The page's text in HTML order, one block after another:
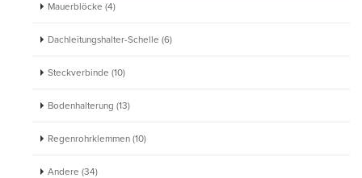
Mauerblöcke (4)
Dachleitungshalter-Schelle (6)
Steckverbinde (10)
Bodenhalterung (13)
Regenrohrklemmen (10)
Andere (34)